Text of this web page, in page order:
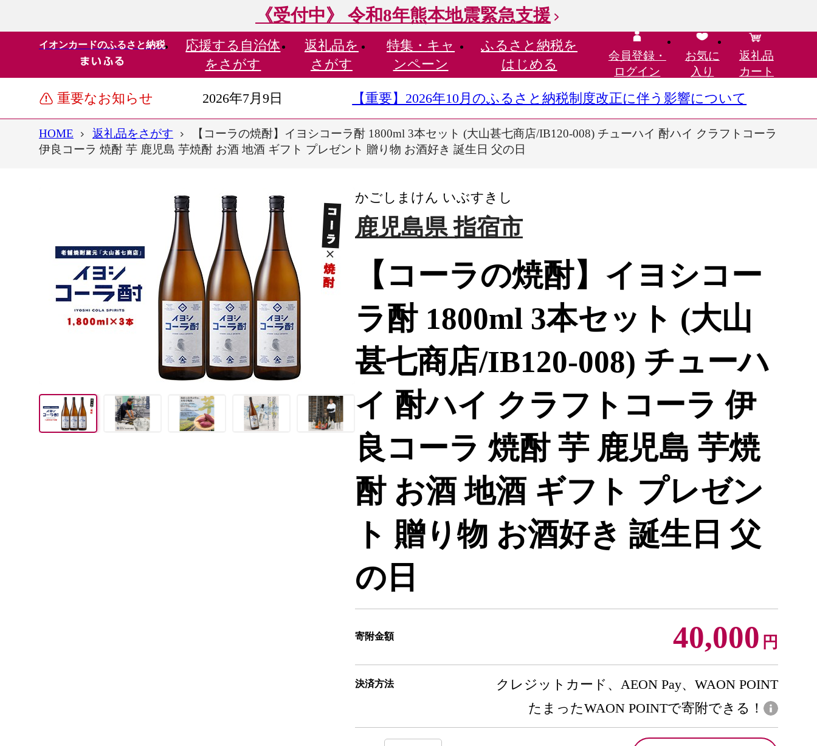
《受付中》 令和8年熊本地震緊急支援
イオンカードのふるさと納税 応援する 自治体
をさがす
返礼品を
さがす
特集・ キャ
ンペーン
ふるさと納税を
はじめる
会員登録・
ログイン
お気に
入り
返礼品
カート
重要なお知らせ 2026年7月9日 【重要】2026年10月のふるさと納税制度改正に伴う影響について
HOME 返礼品をさがす
【コーラの焼酎】イヨシコーラ酎 1800ml 3本セット (大山甚七商店/IB120-008) チューハイ 酎ハイ クラフトコーラ
伊良コーラ 焼酎 芋 鹿児島 芋焼酎 お酒 地酒 ギフト プレゼント 贈り物 お酒好き 誕生日 父の日
かごしまけん いぶすきし
鹿児島県 指宿市
【コーラの焼酎】イヨシコー
ラ酎 1800ml 3本セット (大山
甚七商店/IB120-008) チューハ
イ 酎ハイ クラフトコーラ 伊
良コーラ 焼酎 芋 鹿児島 芋焼
酎 お酒 地酒 ギフト プレゼン
ト 贈り物 お酒好き 誕生日 父
の日
寄附金額 40,000 円
決済方法
クレジットカード、AEON Pay、WAON POINT
たまったWAON POINTで寄附できる！